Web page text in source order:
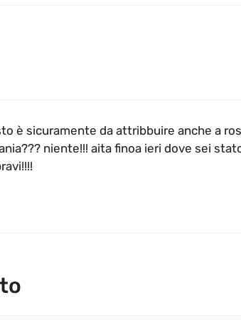
è sicuramente da attribbuire anche a
niente!!! aita finoa ieri dove sei